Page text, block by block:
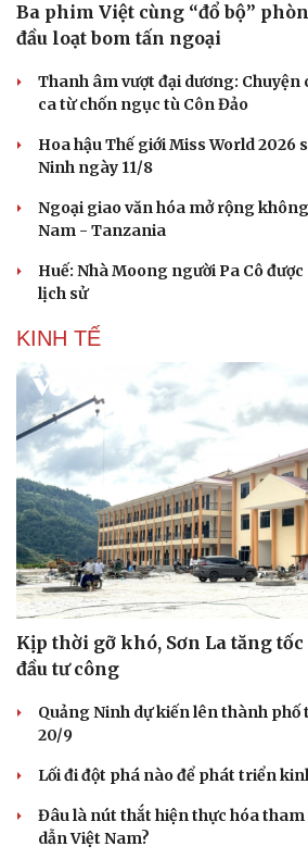
Ba phim Việt cùng “đổ bộ”
đầu loạt bom tấn ngoại
Thanh âm vượt đại dương: Chuyện
ca từ chốn ngục tù Côn Đảo
Hoa hậu Thế giới Miss World 2026
Ninh ngày 11/8
Ngoại giao văn hóa mở rộng
Nam - Tanzania
Huế: Nhà Moong người Pa Cô
lịch sử
KINH TẾ
Kịp thời gỡ khó, Sơn La tăng
đầu tư công
Quảng Ninh dự kiến lên thành phố
20/9
Lối đi đột phá nào để phát triển
Đâu là nút thắt hiện thực hóa
dẫn Việt Nam?